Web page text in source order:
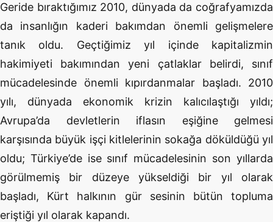
Geride bıraktığımız 2010, dünyada da coğrafyamızda
da insanlığın kaderi bakımdan önemli gelişmelere
tanık oldu. Geçtiğimiz yıl içinde kapitalizmin
hakimiyeti bakımından yeni çatlaklar belirdi, sınıf
mücadelesinde önemli kıpırdanmalar başladı. 2010
yılı, dünyada ekonomik krizin kalıcılaştığı yıldı;
Avrupa’da devletlerin iflasın eşiğine gelmesi
karşısında büyük işçi kitlelerinin sokağa döküldüğü yıl
oldu; Türkiye’de ise sınıf mücadelesinin son yıllarda
görülmemiş bir düzeye yükseldiği bir yıl olarak
başladı, Kürt halkının gür sesinin bütün topluma
eriştiği yıl olarak kapandı.